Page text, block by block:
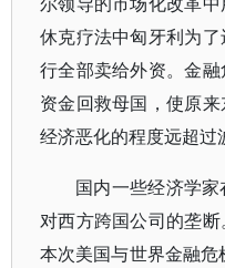
休克疗法中匈牙利为
行全部卖给外资。金
资金回救母国，使原
经济恶化的程度远超过
国内一些经济学
对西方跨国公司的垄
本次美国与世界金融